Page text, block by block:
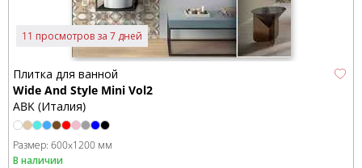
11 просмотров за 7 дней
Плитка для ванной
Wide And Style Mini Vol2
ABK (Италия)
Размер: 600x1200 мм
В наличии